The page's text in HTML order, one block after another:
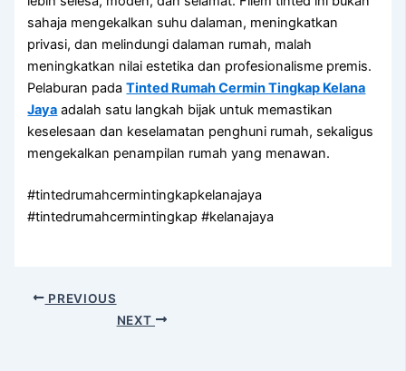
sahaja mengekalkan suhu dalaman, meningkatkan
privasi, dan melindungi dalaman rumah, malah
meningkatkan nilai estetika dan profesionalisme premis.
Pelaburan padaTinted Rumah Cermin Tingkap Kelana
Jaya adalah satu langkah bijak untuk memastikan
keselesaan dan keselamatan penghuni rumah, sekaligus
mengekalkan penampilan rumah yang menawan.
#tintedrumahcermintingkapkelanajaya
#tintedrumahcermintingkap #kelanajaya
PREVIOUS
NEXT